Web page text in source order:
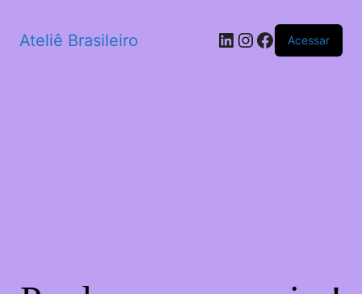
Ateliê Brasileiro LinkedIn
Instagram
Facebook
Acessar